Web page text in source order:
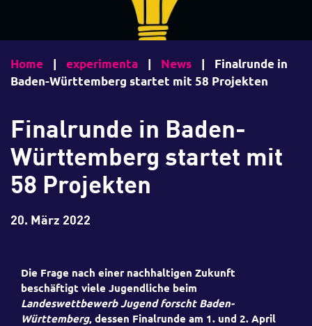
Home | experimenta | News |
Finalrunde in
Baden-Württemberg startet mit 58 Projekten
Finalrunde in Baden-
Württemberg startet mit
58 Projekten
20. März 2022
Die Frage nach einer nachhaltigen Zukunft
beschäftigt viele Jugendliche beim
Landeswettbewerb Jugend forscht Baden-
Württemberg, dessen Finalrunde am 1. und 2. April